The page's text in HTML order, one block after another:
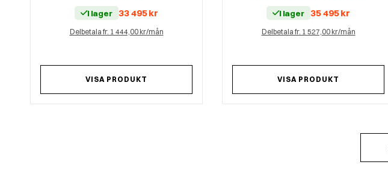
I lager 33 495kr
Delbetala fr. 1 444,00 kr/mån
VISA PRODUKT
I lager 35 495kr
Delbetala fr. 1 527,00 kr/mån
VISA PRODUKT